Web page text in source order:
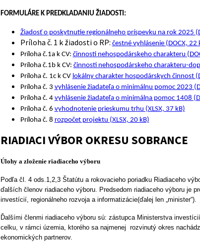
FORMULÁRE K PREDKLADANIU ŽIADOSTI:
Žiadosť o poskytnutie regionálneho príspevku na rok 2025
Príloha č. 1 k žiadosti o RP: čestné vyhlásenie (DOCX, 22
Príloha č.1a k CV: činnosti nehospodárskeho charakteru
Príloha č.1b k CV: činnosti nehospodárskeho charakteru-
Príloha č. 1c k CV lokálny charakter hospodárskych činnost
Príloha č. 3 vyhlásenie žiadateľa o minimálnu pomoc 2023
Príloha č. 4 vyhlásenie žiadateľa o minimálna pomoc 1408
Príloha č. 6 vyhodnotenie prieskumu trhu (XLSX, 37 kB)
Príloha č. 8 rozpočet projektu (XLSX, 20 kB)
RIADIACI VÝBOR OKRESU SOBRANCE
Úlohy a zloženie riadiaceho výboru
Podľa čl. 4 ods.1,2,3 Štatútu a rokovacieho poriadku Riadiaceho
ďalších členov riadiaceho výboru. Predsedom riadiaceho výboru je
investícií, regionálneho rozvoja a informatizácie(ďalej len „minister“).
Ďalšími členmi riadiaceho výboru sú: zástupca Ministerstva
celku, v rámci územia, ktorého sa najmenej rozvinutý okres
ekonomických partnerov.